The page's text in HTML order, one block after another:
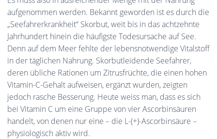
aufgenommen werden. Bekannt geworden ist es durch die
„Seefahrerkrankheit“ Skorbut, weit bis in das achtzehnte
Jahrhundert hinein die häufigste Todesursache auf See.
Denn auf dem Meer fehlte der lebensnotwendige Vitalstoff
in der täglichen Nahrung. Skorbutleidende Seefahrer,
deren übliche Rationen um Zitrusfrüchte, die einen hohen
Vitamin-C-Gehalt aufweisen, ergänzt wurden, zeigten
jedoch rasche Besserung. Heute weiss man, dass es sich
bei Vitamin C um eine Gruppe von vier Ascorbinsäuren
handelt, von denen nur eine – die L-(+)-Ascorbinsäure –
physiologisch aktiv wird.